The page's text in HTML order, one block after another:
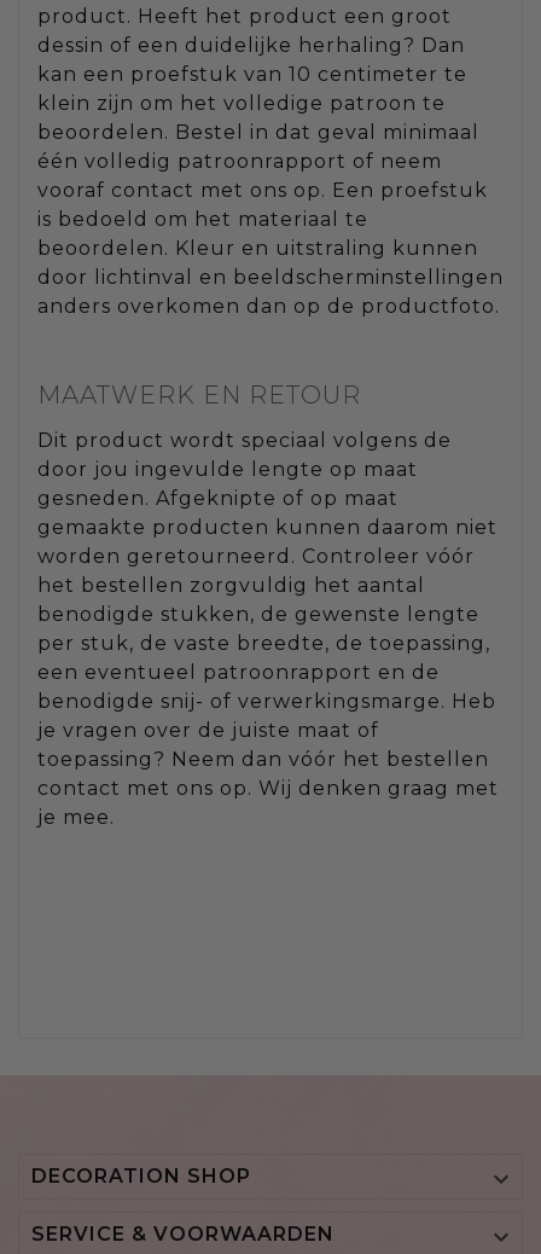
product. Heeft het product een groot
dessin of een duidelijke herhaling? Dan
kan een proefstuk van 10 centimeter te
klein zijn om het volledige patroon te
beoordelen. Bestel in dat geval minimaal
één volledig patroonrapport of neem
vooraf contact met ons op. Een proefstuk
is bedoeld om het materiaal te
beoordelen. Kleur en uitstraling kunnen
door lichtinval en beeldscherminstellingen
anders overkomen dan op de productfoto.
MAATWERK EN RETOUR
Dit product wordt speciaal volgens de
door jou ingevulde lengte op maat
gesneden. Afgeknipte of op maat
gemaakte producten kunnen daarom niet
worden geretourneerd. Controleer vóór
het bestellen zorgvuldig het aantal
benodigde stukken, de gewenste lengte
per stuk, de vaste breedte, de toepassing,
een eventueel patroonrapport en de
benodigde snij- of verwerkingsmarge. Heb
je vragen over de juiste maat of
toepassing? Neem dan vóór het bestellen
contact met ons op. Wij denken graag met
je mee.
DECORATION SHOP 
SERVICE & VOORWAARDEN 